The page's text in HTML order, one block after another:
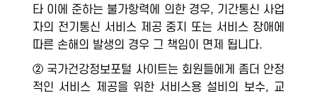
타 이에 준하는 불가항력에 의한 경우, 기간통신 사업
자의 전기통신 서비스 제공 중지 또는 서비스 장애에
따른 손해의 발생의 경우 그 책임이 면제 됩니다.
② 국가건강정보포털 사이트는 회원들에게 좀더 안정
적인 서비스 제공을 위한 서비스용 설비의 보수, 교